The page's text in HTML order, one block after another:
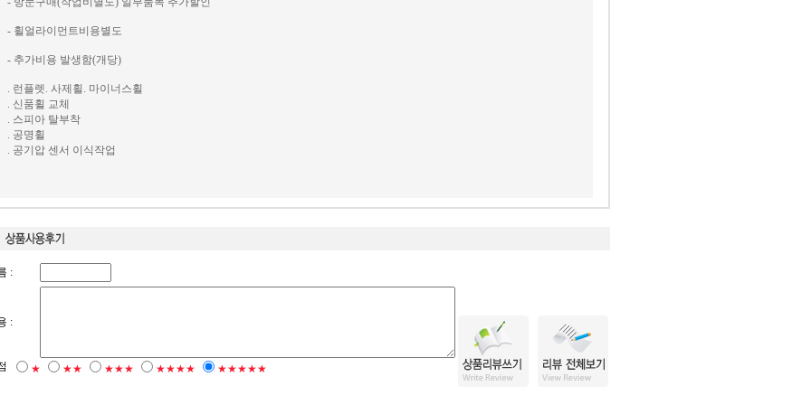
- 휠얼라이먼트비용별도
- 추가비용 발생함(개당)
. 런플렛. 사제휠. 마이너스휠
. 신품휠 교체
. 스피아 탈부착
. 공명휠
. 공기압 센서 이식작업
:
:
★ ★★ ★★★ ★★★★ ★★★★★